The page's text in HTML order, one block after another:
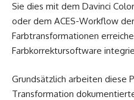
Sie dies mit dem Davinci
oder dem ACES-Workflow
Farbtransformationen
Farbkorrektursoftware
Grundsätzlich arbeiten diese
Transformation